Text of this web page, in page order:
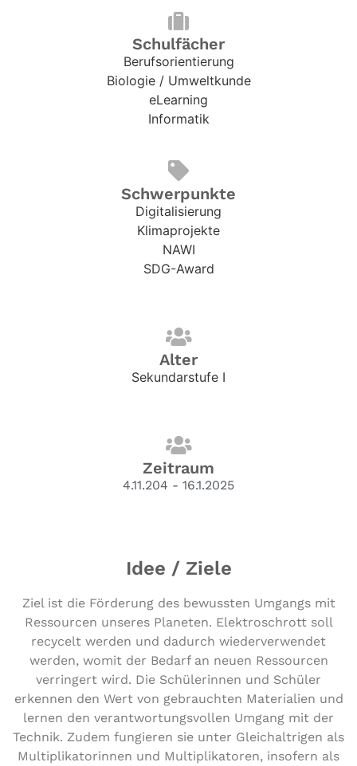
Schulfächer
Berufsorientierung
Biologie / Umweltkunde
eLearning
Informatik
Schwerpunkte
Digitalisierung
Klimaprojekte
NAWI
SDG-Award
Alter
Sekundarstufe I
Zeitraum
4.11.204 - 16.1.2025
Idee / Ziele
Ziel ist die Förderung des bewussten Umgangs mit
Ressourcen unseres Planeten. Elektroschrott soll
recycelt werden und dadurch wiederverwendet
werden, womit der Bedarf an neuen Ressourcen
verringert wird. Die Schülerinnen und Schüler
erkennen den Wert von gebrauchten Materialien und
lernen den verantwortungsvollen Umgang mit der
Technik. Zudem fungieren sie unter Gleichaltrigen als
Multiplikatorinnen und Multiplikatoren, insofern als